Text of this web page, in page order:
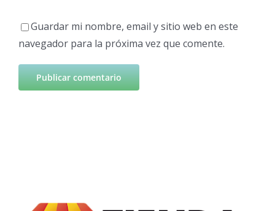
Guardar mi nombre, email y sitio web en este
navegador para la próxima vez que comente.